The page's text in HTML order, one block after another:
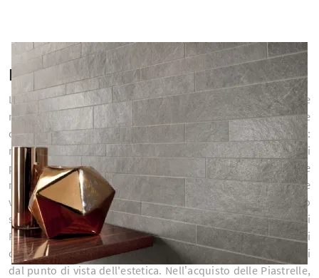
Negozio di Piastrelle
Le Piastrelle sono elementi strutturali facili da pulire che
ricoprono funzioni ben precise, eppure spesse volte
contribuiscono a completare gli ambienti con charme e stile:
ricoprono anche una funzione decorativa. Tra i molteplici
pavimenti disponibili sul mercato, sono disponibili anche le
moderne piastrelle: attualmente il gres è in grado di emulare
vari materiali, dal parquet al marmo, con un realismo
sbalorditivo. Nelle nostre case, oggigiorno, le funzionali
Piastrelle per pareti e pavimento sono elementi strutturali
che contribuiscono anche a ultimare il mood degli ambienti
dal punto di vista dell'estetica. Nell’acquisto delle Piastrelle,